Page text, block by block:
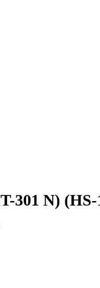
301 N)